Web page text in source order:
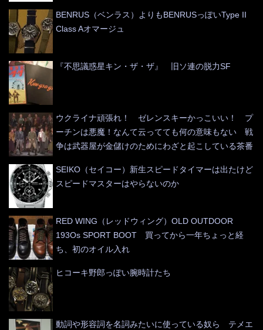
BENRUS（ベンラス）よりもBENRUSっぽいType II
Class Aオマージュ
『不思議惑星キン・ザ・ザ』 旧ソ連の脱力SF
ウクライナ頑張れ！ ゼレンスキーかっこいい！ プ
ーチンは悪魔！なんて云ってても何の意味もない 戦
争は武器屋が金儲けのためにわざと起こしている茶番
SEIKO（セイコー）新生スピードタイマーは出たけど
スピードマスターはやらないのか
RED WING（レッドウィング）OLD OUTDOOR
193Os SPORT BOOT 買ってから一年ちょっと経
ち、初のオイル入れ
ヒコーキ野郎っぽい腕時計たち
動詞や形容詞を名詞みたいに使っている奴ら テメエ